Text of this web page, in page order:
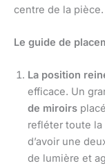
centre de la pièce.
Le guide de
La position
efficace. Un
de miroirs
refléter toute la
d’avoir une
de lumière et